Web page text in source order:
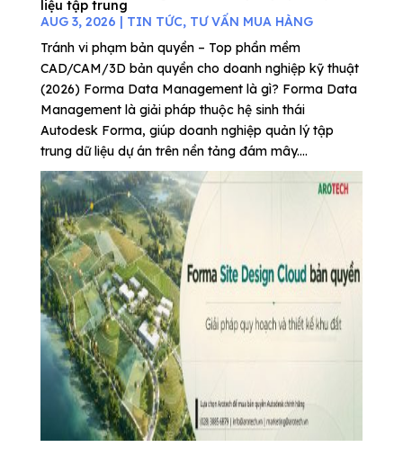
liệu tập trung
AUG 3, 2026 | TIN TỨC, TƯ VẤN MUA HÀNG
Tránh vi phạm bản quyền – Top phần mềm
CAD/CAM/3D bản quyền cho doanh nghiệp kỹ thuật
(2026) Forma Data Management là gì? Forma Data
Management là giải pháp thuộc hệ sinh thái
Autodesk Forma, giúp doanh nghiệp quản lý tập
trung dữ liệu dự án trên nền tảng đám mây....